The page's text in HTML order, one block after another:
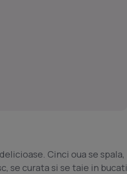
Cinci oua se spala,
se curata si se taie in bucati